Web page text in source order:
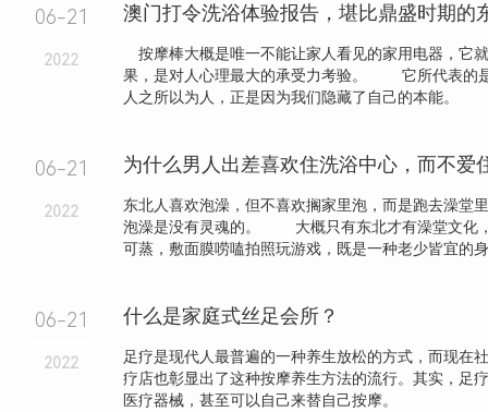
06-21
2022
澳门打令洗浴体验报告，堪比鼎盛时期的
按摩棒大概是唯一不能让家人看见的家用电器，它
果，是对人心理最大的承受力考验。 它所代表的
人之所以为人，正是因为我们隐藏了自己的本能。
06-21
2022
东北人喜欢泡澡，但不喜欢搁家里泡，而是跑去澡堂
泡澡是没有灵魂的。 大概只有东北才有澡堂文化
可蒸，敷面膜唠嗑拍照玩游戏，既是一种老少皆宜的
06-21
2022
什么是家庭式丝足会所？
足疗是现代人最普遍的一种养生放松的方式，而现在
疗店也彰显出了这种按摩养生方法的流行。其实，足
医疗器械，甚至可以自己来替自己按摩。